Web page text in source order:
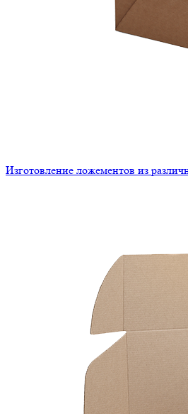
Изготовление ложементов из